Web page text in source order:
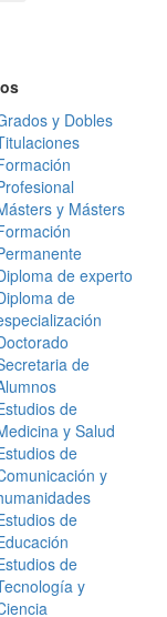
y Dobles
y Másters
de experto
de
de
de
y Salud
de
y
de
de
y